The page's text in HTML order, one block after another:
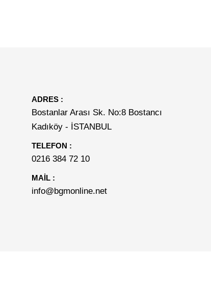
ADRES :
Bostanlar Arası Sk. No:8 Bostancı
Kadıköy - İSTANBUL
TELEFON :
0216 384 72 10
MAİL :
info@bgmonline.net